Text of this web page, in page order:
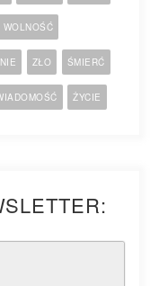
WOLNOŚĆ
ZŁO ŚMIERĆ
ŻYCIE